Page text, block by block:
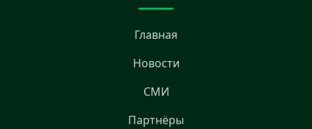
Главная
Новости
СМИ
Партнёры